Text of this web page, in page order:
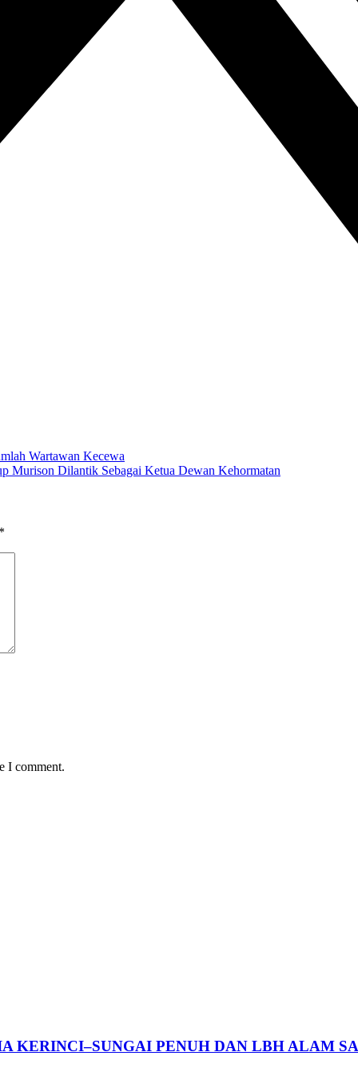
Wartawan Kecewa
Murison Dilantik Sebagai Ketua Dewan Kehormatan
I comment.
KERINCI–SUNGAI PENUH DAN LBH ALAM